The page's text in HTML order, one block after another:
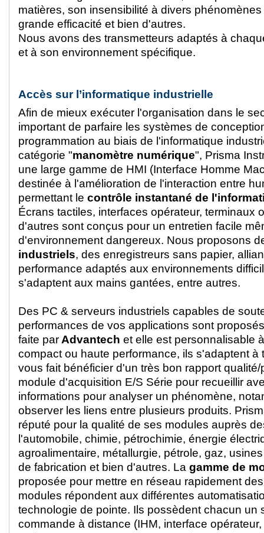
matières, son insensibilité à divers
grande efficacité et bien d'autres.
Nous avons des transmetteurs adaptés à
et à son environnement spécifique.
Accès sur l’informatique industrielle
Afin de mieux exécuter l'organisation dans le
important de parfaire les systèmes de
programmation au biais de l'informatique
catégorie "manomètre numérique", Prisma
une large gamme de HMI (Interface Homme
destinée à l'amélioration de l'interaction entre
permettant le contrôle instantané de
Écrans tactiles, interfaces opérateur, terminaux
d'autres sont conçus pour un entretien facile
d'environnement dangereux. Nous proposons
industriels, des enregistreurs sans papier,
performance adaptés aux environnements
s'adaptent aux mains gantées, entre autres.
Des PC & serveurs industriels capables de
performances de vos applications sont
faite par Advantech et elle est personnalisable
compact ou haute performance, ils s'adaptent à
vous fait bénéficier d'un très bon rapport
module d'acquisition E/S Série pour recueillir
informations pour analyser un phénomène,
observer les liens entre plusieurs produits.
réputé pour la qualité de ses modules auprès
l'automobile, chimie, pétrochimie, énergie
agroalimentaire, métallurgie, pétrole, gaz,
de fabrication et bien d'autres. La gamme de
proposée pour mettre en réseau rapidement
modules répondent aux différentes
technologie de pointe. Ils possèdent chacun un
commande à distance (IHM, interface